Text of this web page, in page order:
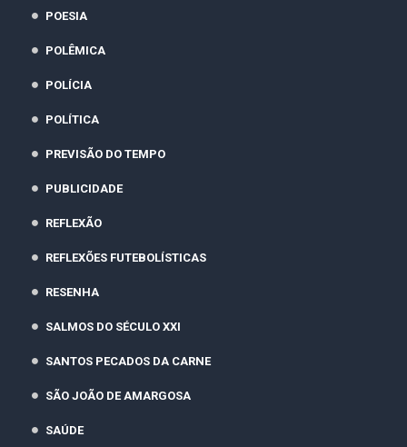
POESIA
POLÊMICA
POLÍCIA
POLÍTICA
PREVISÃO DO TEMPO
PUBLICIDADE
REFLEXÃO
REFLEXÕES FUTEBOLÍSTICAS
RESENHA
SALMOS DO SÉCULO XXI
SANTOS PECADOS DA CARNE
SÃO JOÃO DE AMARGOSA
SAÚDE